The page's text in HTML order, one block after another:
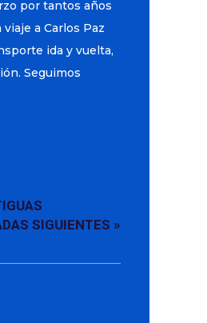
por tantos años
a Carlos Paz
ida y vuelta,
Seguimos
SIGUIENTES »